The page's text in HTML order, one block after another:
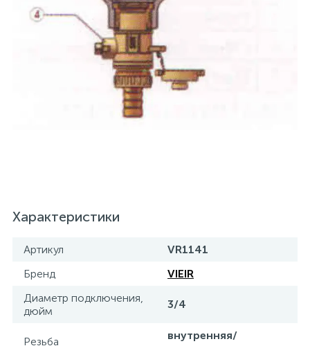
Характеристики
Артикул
VR1141
Бренд
VIEIR
Диаметр подключения,
дюйм
3/4
Резьба
внутренняя/